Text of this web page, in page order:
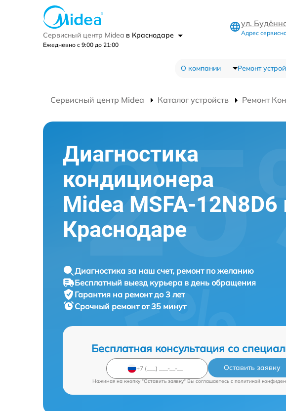
Сервисный центр Midea в Краснодаре
Ежедневно с 9:00 до 21:00
ул.
Адрес
О компании Ремонт
Сервисный центр Midea Каталог устройств Ремонт
Диагностика
кондиционера
Midea MSFA-12N8D6
Краснодаре
Диагностика за наш счет, ремонт по желанию
Бесплатный выезд курьера в день обращения
Гарантия на ремонт до 3 лет
Срочный ремонт от 35 минут
Бесплатная консультация со
Оставить заявку
Нажимая на кнопку "Оставить заявку" Вы соглашаетесь c политикой